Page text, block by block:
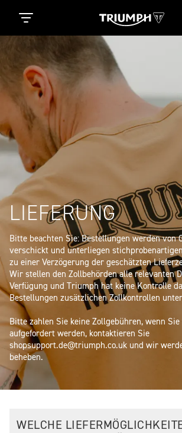
LIEFERUNG
Bitte beachten Sie: Bestellungen werden von
verschickt und unterliegen
zu einer Verzögerung der geschätzten
Wir stellen den Zollbehörden alle relevanten
Verfügung und Triumph hat keine Kontrolle
Bestellungen zusätzlichen Zollkontrollen
Bitte zahlen Sie keine Zollgebühren, wenn Sie
aufgefordert werden, kontaktieren Sie
shopsupport.de@triumph.co.uk und wir
beheben.
WELCHE